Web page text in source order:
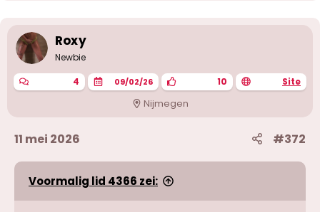
n
g
n
:
Roxy
Newbie
4 09/02/26 10 Site
Nijmegen
11 mei 2026 #372
Voormalig lid 4366 zei: